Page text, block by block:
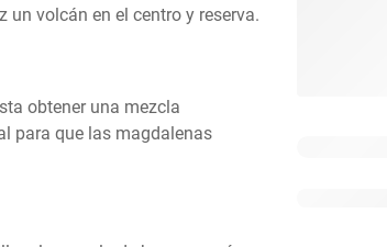
un volcán en el centro y reserva.
obtener una mezcla
para que las magdalenas